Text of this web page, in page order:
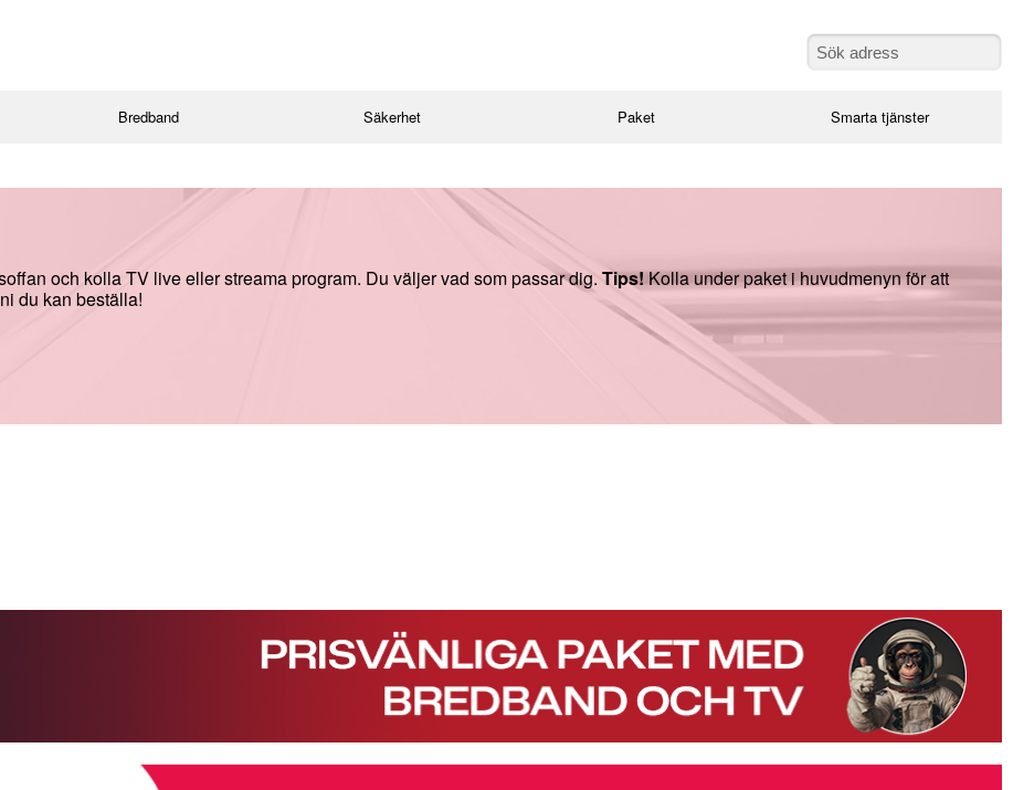
Bredband Säkerhet Paket Smarta tjänster
och kolla TV live eller streama program. Du väljer vad som passar dig. Tips!Kolla under paket i huvudmenyn för att
du kan beställa!